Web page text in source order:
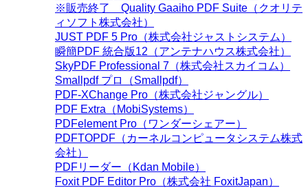
※販売終了 Quality Gaaiho PDF Suite（クオリテ
ィソフト株式会社）
JUST PDF 5 Pro（株式会社ジャストシステム）
瞬簡PDF 統合版12（アンテナハウス株式会社）
SkyPDF Professional 7（株式会社スカイコム）
Smallpdf プロ（Smallpdf）
PDF-XChange Pro（株式会社ジャングル）
PDF Extra（MobiSystems）
PDFelement Pro（ワンダーシェアー）
PDFTOPDF（カーネルコンピュータシステム株式
会社）
PDFリーダー（Kdan Mobile）
Foxit PDF Editor Pro（株式会社 FoxitJapan）